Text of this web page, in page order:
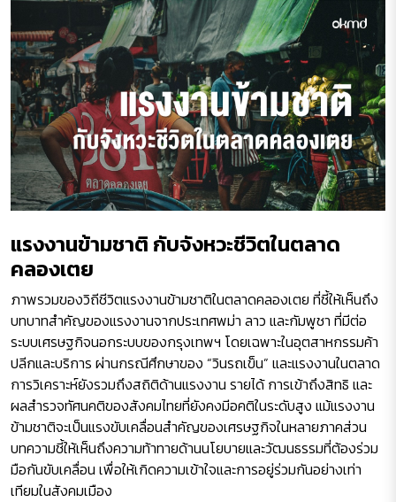
แรงงานข้ามชาติ กับจังหวะชีวิตในตลาด
คลองเตย
ภาพรวมของวิถีชีวิตแรงงานข้ามชาติในตลาดคลองเตย ที่ชี้ให้เห็นถึง
บทบาทสำคัญของแรงงานจากประเทศพม่า ลาว และกัมพูชา ที่มีต่อ
ระบบเศรษฐกิจนอกระบบของกรุงเทพฯ โดยเฉพาะในอุตสาหกรรมค้า
ปลีกและบริการ ผ่านกรณีศึกษาของ “วินรถเข็น” และแรงงานในตลาด
การวิเคราะห์ยังรวมถึงสถิติด้านแรงงาน รายได้ การเข้าถึงสิทธิ และ
ผลสำรวจทัศนคติของสังคมไทยที่ยังคงมีอคติในระดับสูง แม้แรงงาน
ข้ามชาติจะเป็นแรงขับเคลื่อนสำคัญของเศรษฐกิจในหลายภาคส่วน
บทความชี้ให้เห็นถึงความท้าทายด้านนโยบายและวัฒนธรรมที่ต้องร่วม
มือกันขับเคลื่อน เพื่อให้เกิดความเข้าใจและการอยู่ร่วมกันอย่างเท่า
เทียมในสังคมเมือง